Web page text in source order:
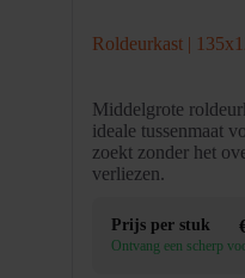
Roldeurkast |
Middelgrote
ideale tussenmaat
zoekt zonder het
verliezen.
Prijs per stuk
Ontvang een scherp